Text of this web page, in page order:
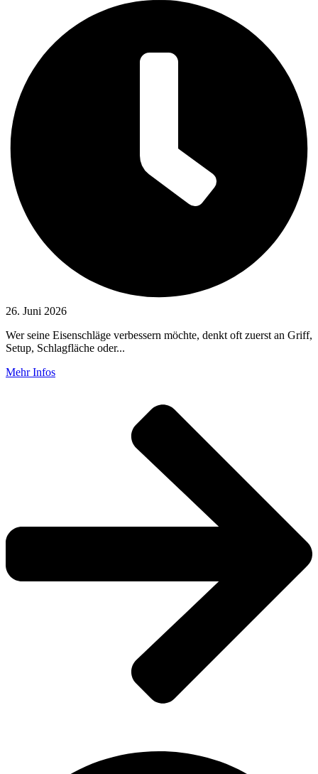
26. Juni 2026
Wer seine Eisenschläge verbessern möchte, denkt oft zuerst an Griff,
Setup, Schlagfläche oder...
Mehr Infos